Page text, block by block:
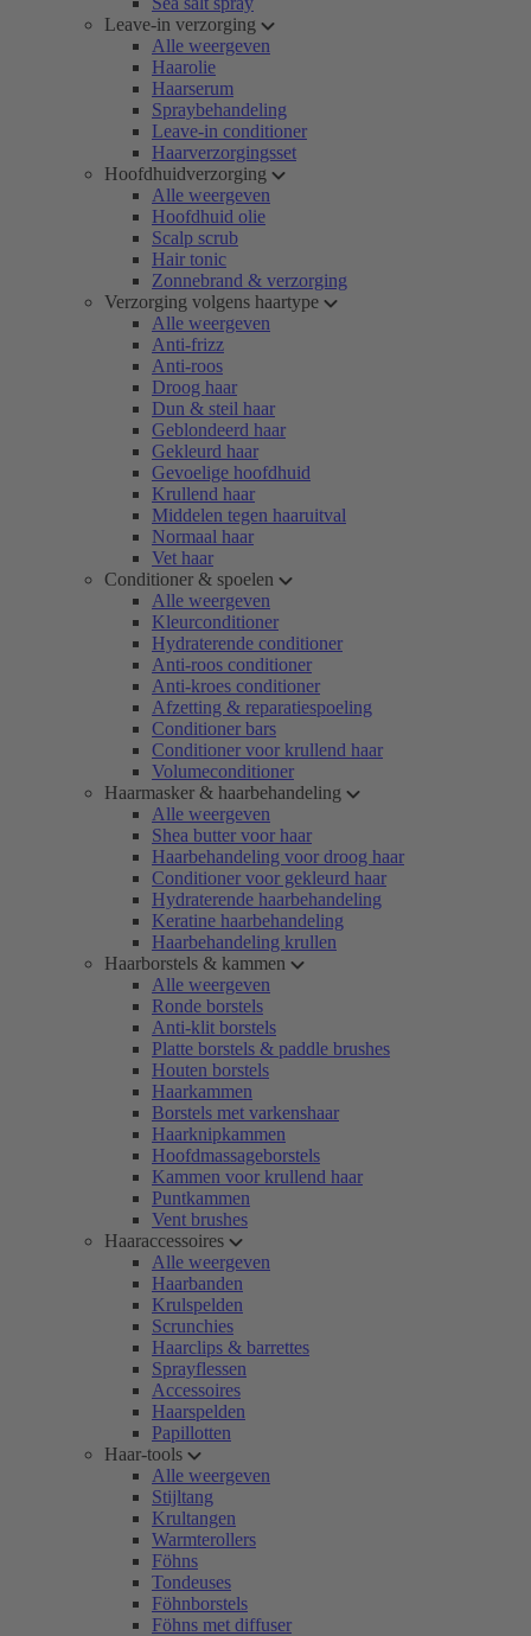
Leave-in verzorging
Alle weergeven
Haarolie
Haarserum
Spraybehandeling
Leave-in conditioner
Haarverzorgingsset
Hoofdhuidverzorging
Alle weergeven
Hoofdhuid olie
Scalp scrub
Hair tonic
Zonnebrand & verzorging
Verzorging volgens haartype
Alle weergeven
Anti-frizz
Anti-roos
Droog haar
Dun & steil haar
Geblondeerd haar
Gekleurd haar
Gevoelige hoofdhuid
Krullend haar
Middelen tegen haaruitval
Normaal haar
Vet haar
Conditioner & spoelen
Alle weergeven
Kleurconditioner
Hydraterende conditioner
Anti-roos conditioner
Anti-kroes conditioner
Afzetting & reparatiespoeling
Conditioner bars
Conditioner voor krullend haar
Volumeconditioner
Haarmasker & haarbehandeling
Alle weergeven
Shea butter voor haar
Haarbehandeling voor droog haar
Conditioner voor gekleurd haar
Hydraterende haarbehandeling
Keratine haarbehandeling
Haarbehandeling krullen
Haarborstels & kammen
Alle weergeven
Ronde borstels
Anti-klit borstels
Platte borstels & paddle brushes
Houten borstels
Haarkammen
Borstels met varkenshaar
Haarknipkammen
Hoofdmassageborstels
Kammen voor krullend haar
Puntkammen
Vent brushes
Haaraccessoires
Alle weergeven
Haarbanden
Krulspelden
Scrunchies
Haarclips & barrettes
Sprayflessen
Accessoires
Haarspelden
Papillotten
Haar-tools
Alle weergeven
Stijltang
Krultangen
Warmterollers
Föhns
Tondeuses
Föhnborstels
Föhns met diffuser